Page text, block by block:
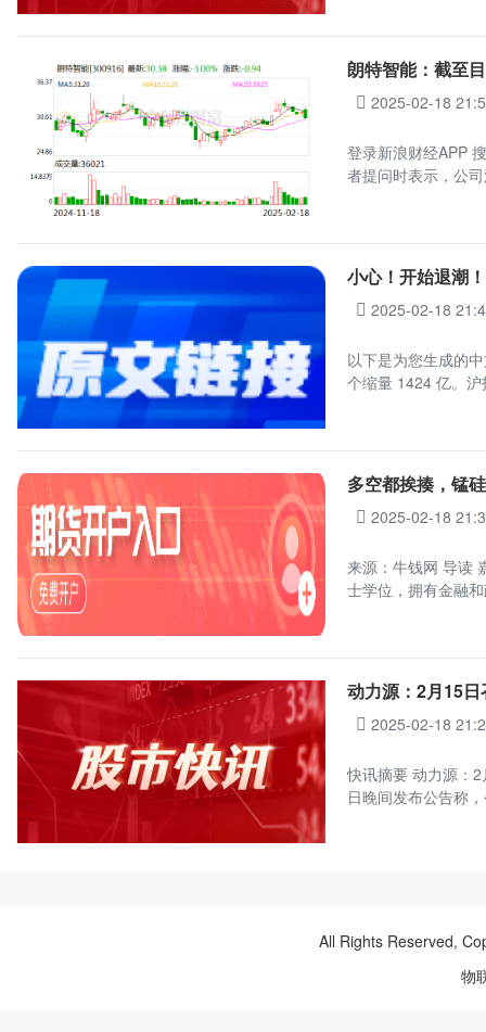
朗特智能：截至
2025-02-18
登录新浪财经APP
者提问时表示，公
小心！开始退潮！
2025-02-18
以下是为您生成的
个缩量 1424 亿。
多空都挨揍，锰
2025-02-18
来源：牛钱网 导读
士学位，拥有金融
动力源：2月15
2025-02-18
快讯摘要 动力源：
日晚间发布公告称
All Rights Reserved,
物